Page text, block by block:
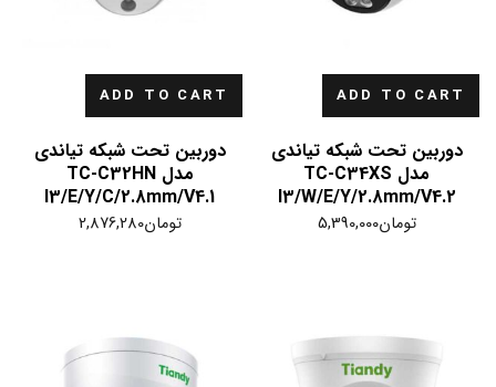
ADD TO CART
دوربین تحت شبکه تیاندی
مدل TC-C34XS
I3/W/E/Y/2.8mm/V4.2
تومان5,390,000
ADD TO CART
دوربین تحت شبکه تیاندی
مدل TC-C32HN
I3/E/Y/C/2.8mm/V4.1
تومان2,876,280